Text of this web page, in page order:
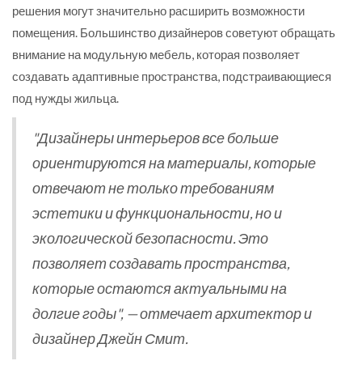
решения могут значительно расширить возможности
помещения. Большинство дизайнеров советуют обращать
внимание на модульную мебель, которая позволяет
создавать адаптивные пространства, подстраивающиеся
под нужды жильца.
"Дизайнеры интерьеров все больше
ориентируются на материалы, которые
отвечают не только требованиям
эстетики и функциональности, но и
экологической безопасности. Это
позволяет создавать пространства,
которые остаются актуальными на
долгие годы", — отмечает архитектор и
дизайнер Джейн Смит.